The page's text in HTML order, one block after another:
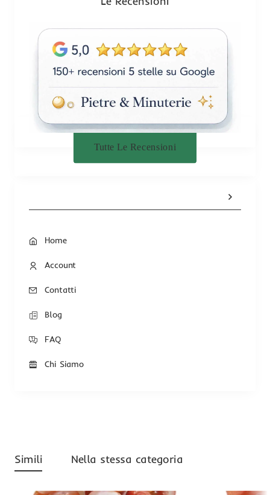
Tutte Le Recensioni
Home
Account
Contatti
Blog
FAQ
Chi Siamo
Simili Nella stessa categoria